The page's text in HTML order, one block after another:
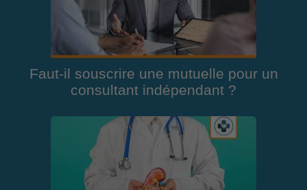
Faut-il souscrire une mutuelle pour un
consultant indépendant ?